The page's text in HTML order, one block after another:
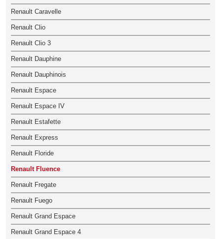
Renault Caravelle
Renault Clio
Renault Clio 3
Renault Dauphine
Renault Dauphinois
Renault Espace
Renault Espace IV
Renault Estafette
Renault Express
Renault Floride
Renault Fluence
Renault Fregate
Renault Fuego
Renault Grand Espace
Renault Grand Espace 4